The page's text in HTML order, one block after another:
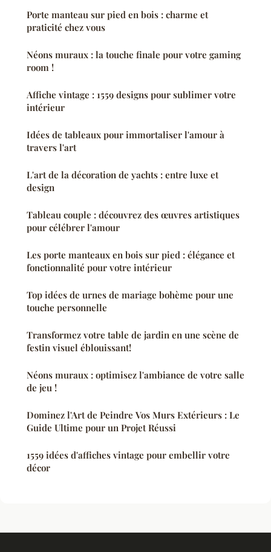
Porte manteau sur pied en bois : charme et
praticité chez vous
Néons muraux : la touche finale pour votre gaming
room !
Affiche vintage : 1559 designs pour sublimer votre
intérieur
Idées de tableaux pour immortaliser l'amour à
travers l'art
L'art de la décoration de yachts : entre luxe et
design
Tableau couple : découvrez des œuvres artistiques
pour célébrer l'amour
Les porte manteaux en bois sur pied : élégance et
fonctionnalité pour votre intérieur
Top idées de urnes de mariage bohème pour une
touche personnelle
Transformez votre table de jardin en une scène de
festin visuel éblouissant!
Néons muraux : optimisez l'ambiance de votre salle
de jeu !
Dominez l'Art de Peindre Vos Murs Extérieurs : Le
Guide Ultime pour un Projet Réussi
1559 idées d'affiches vintage pour embellir votre
décor